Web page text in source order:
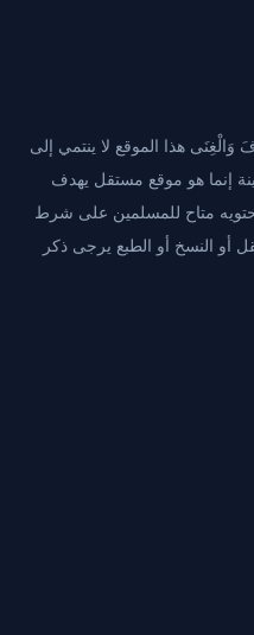
وَالْغِنَى هذا الموقع لا ينتمي إلى
إنما هو موقع مستقل يهدف
متاح للمسلمين على شرط
أو النسخ أو الطبع يرجى ذكر